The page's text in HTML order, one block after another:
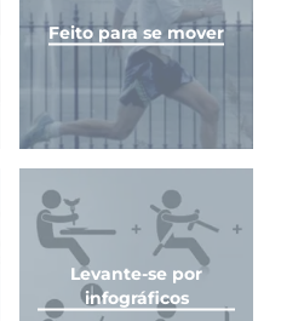
Feito para se mover
Levante-se por
infográficos